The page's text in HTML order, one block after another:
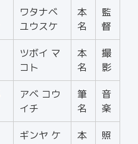
ワタナベ
ユウスケ
本
名
監
督
ツボイ マ
コト
本
名
撮
影
アベ コウ
イチ
筆
名
音
楽
ギンヤ ケ
本
照